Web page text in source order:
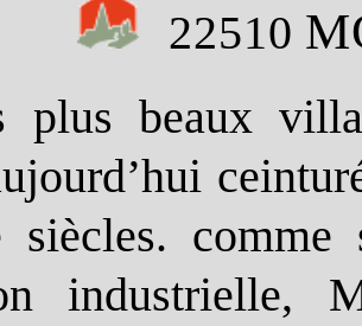
22510
plus beaux
siècles. comme
industrielle,